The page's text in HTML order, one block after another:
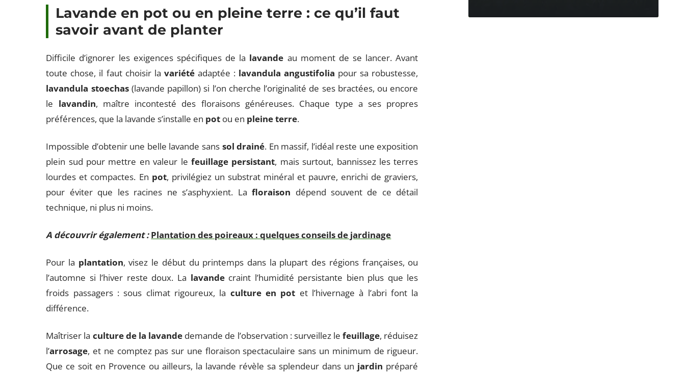
Lavande en pot ou en pleine terre : ce qu’il faut
savoir avant de planter
Difficile d’ignorer les exigences spécifiques de la lavande au moment de se lancer. Avant
toute chose, il faut choisir la variétéadaptée : lavandula angustifolia pour sa robustesse,
lavandula stoechas(lavande papillon) si l’on cherche l’originalité de ses bractées, ou encore
le lavandin, maître incontesté des floraisons généreuses. Chaque type a ses propres
préférences, que la lavande s’installe en pot ou en pleine terre.
Impossible d’obtenir une belle lavande sans sol drainé. En massif, l’idéal reste une exposition
plein sud pour mettre en valeur lefeuillage persistant, mais surtout, bannissez les terres
lourdes et compactes. En pot, privilégiez un substrat minéral et pauvre, enrichi de graviers,
pour éviter que les racines ne s’asphyxient. Lafloraison dépend souvent de ce détail
technique, ni plus ni moins.
A découvrir également : Plantation des poireaux : quelques conseils de jardinage
Pour la plantation, visez le début du printemps dans la plupart des régions françaises, ou
l’automne si l’hiver reste doux. La lavandecraint l’humidité persistante bien plus que les
froids passagers : sous climat rigoureux, la culture en pot et l’hivernage à l’abri font la
différence.
Maîtriser la culture de la lavande demande de l’observation : surveillez lefeuillage, réduisez
l’arrosage, et ne comptez pas sur une floraison spectaculaire sans un minimum de rigueur.
Que ce soit en Provence ou ailleurs, la lavande révèle sa splendeur dans un jardin préparé